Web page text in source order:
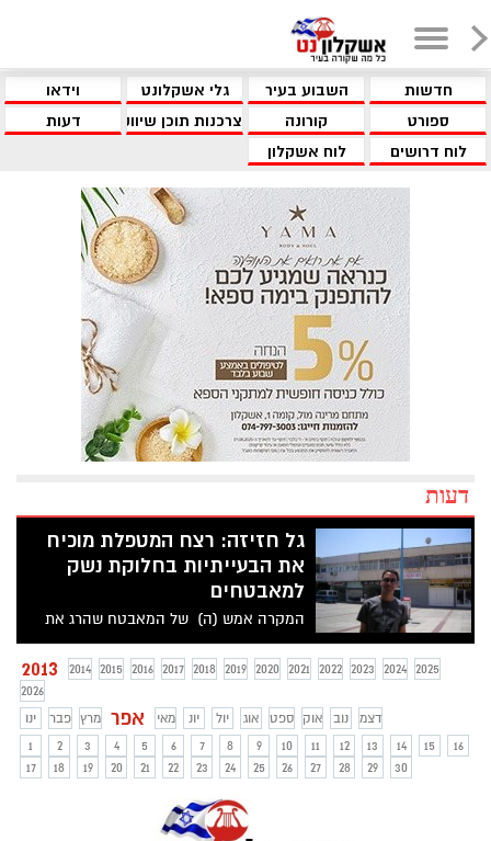
חדשות השבוע בעיר גלי אשקלונט
וידאו
ספורט
קורונה צרכנות תוכן שיווקי
דעות
לוח דרושים
לוח אשקלון
דעות
גל חזיזה: רצח המטפלת מוכיח
את הבעייתיות בחלוקת נשק
למאבטחים
המקרה אמש (ה) של המאבטח שהרג את
המטפלת של אמו ממחישה את החוסר הגיון
בחלוקת הנשק החופשית בחסות
2013 2014 2015 2016 2017 2018 2019 2020 2021 2022 2023 2024 2025
2026
ינו
פבר מרץ אפר מאי יונ יול אוג ספט אוק נוב
דצמ
1
2 3 4 5 6 7 8 9 10 11 12 13 14 15
16
17
18 19 20 21 22 23 24 25 26 27 28 29 30